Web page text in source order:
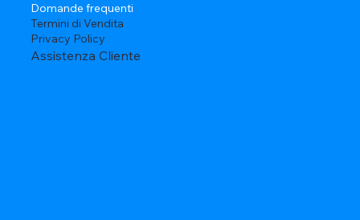
Domande frequenti
Termini di Vendita
Privacy Policy
Assistenza Cliente